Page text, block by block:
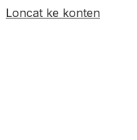
Loncat ke konten